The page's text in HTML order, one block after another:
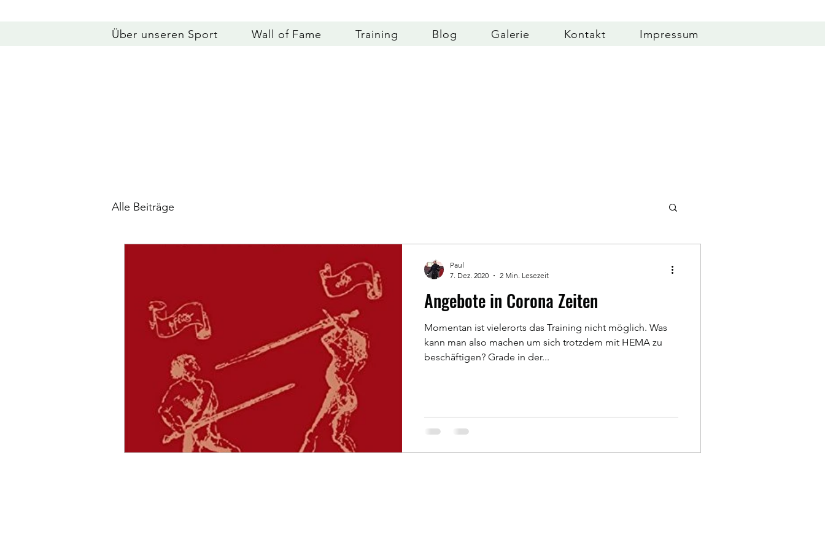
Über unseren Sport Wall of Fame Training Blog Galerie Kontakt Impressum
Alle Beiträge
Angebote in Corona Zeiten
Momentan ist vielerorts das Training nicht möglich. Was
kann man also machen um sich trotzdem mit HEMA zu
beschäftigen? Grade in der...
Paul
7. Dez. 2020
2 Min. Lesezeit